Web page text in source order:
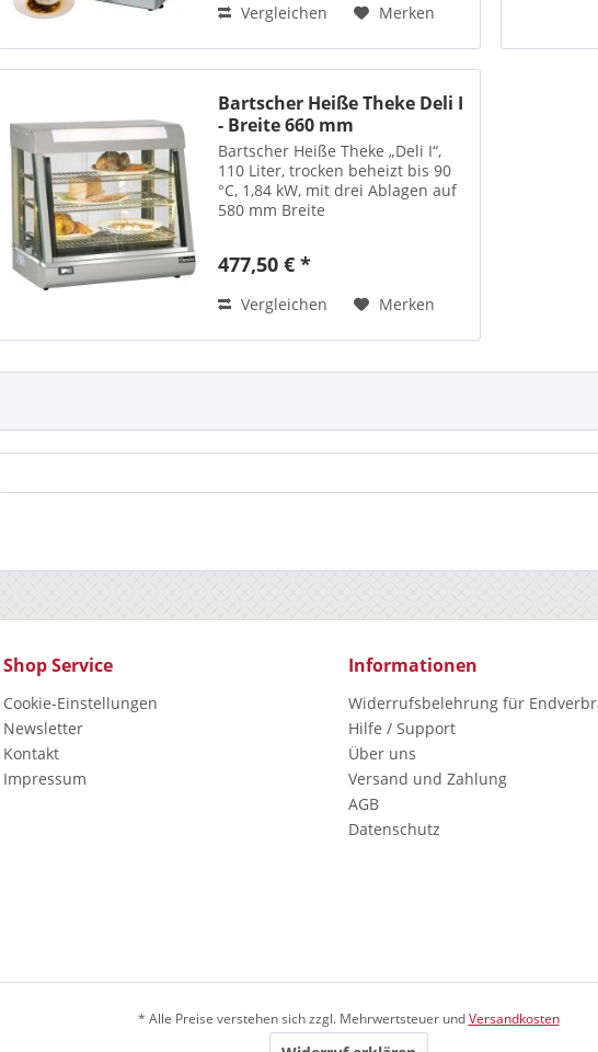
Vergleichen Merken
Bartscher Heiße Theke Deli I
- Breite 660 mm
Bartscher Heiße Theke „Deli I“,
110 Liter, trocken beheizt bis 90
°C, 1,84 kW, mit drei Ablagen auf
580 mm Breite
477,50 € *
Vergleichen Merken
Shop Service
Cookie-Einstellungen
Newsletter
Kontakt
Impressum
Informationen
Widerrufsbelehrung für
Hilfe / Support
Über uns
Versand und Zahlung
AGB
Datenschutz
* Alle Preise verstehen sich zzgl. Mehrwertsteuer undVersandkosten